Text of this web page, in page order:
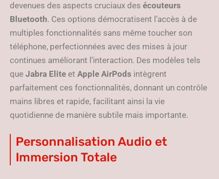
devenues des aspects cruciaux des écouteurs
Bluetooth. Ces options démocratisent l’accès à de
multiples fonctionnalités sans même toucher son
téléphone, perfectionnées avec des mises à jour
continues améliorant l’interaction. Des modèles tels
que Jabra Elite et Apple AirPods intègrent
parfaitement ces fonctionnalités, donnant un contrôle
mains libres et rapide, facilitant ainsi la vie
quotidienne de manière subtile mais importante.
Personnalisation Audio et
Immersion Totale